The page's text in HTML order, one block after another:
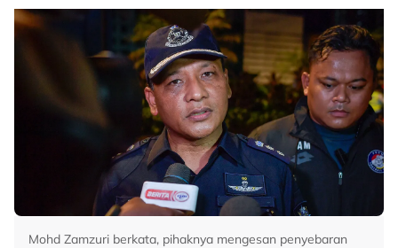
Mohd Zamzuri berkata, pihaknya mengesan penyebaran